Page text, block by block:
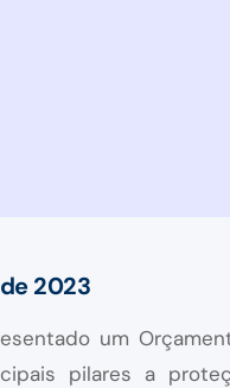
2023
um
pilares a